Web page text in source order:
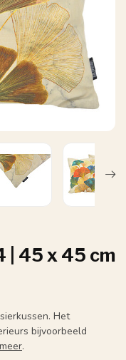
| 45 x 45 cm
Het
bijvoorbeeld
.